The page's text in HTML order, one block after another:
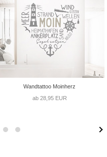
Wandtattoo Moinherz
ab 28,95 EUR